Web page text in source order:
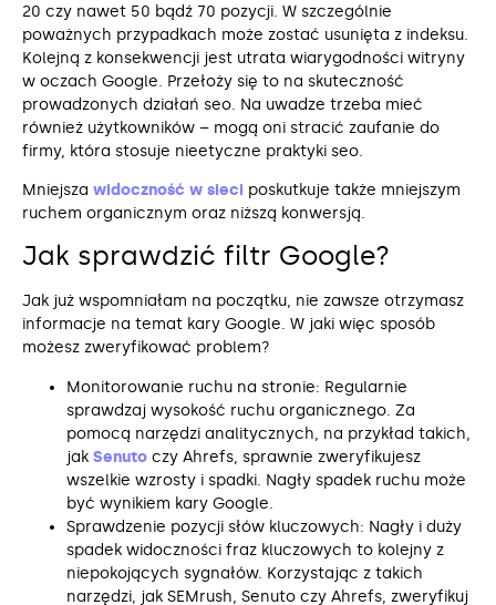
20 czy nawet 50 bądź 70 pozycji. W szczególnie
poważnych przypadkach może zostać usunięta z indeksu.
Kolejną z konsekwencji jest utrata wiarygodności witryny
w oczach Google. Przełoży się to na skuteczność
prowadzonych działań seo. Na uwadze trzeba mieć
również użytkowników – mogą oni stracić zaufanie do
firmy, która stosuje nieetyczne praktyki seo.
Mniejsza widoczność w sieci poskutkuje także mniejszym
ruchem organicznym oraz niższą konwersją.
Jak sprawdzić filtr Google?
Jak już wspomniałam na początku, nie zawsze otrzymasz
informacje na temat kary Google. W jaki więc sposób
możesz zweryfikować problem?
Monitorowanie ruchu na stronie: Regularnie
sprawdzaj wysokość ruchu organicznego. Za
pomocą narzędzi analitycznych, na przykład takich,
jak Senuto czy Ahrefs, sprawnie zweryfikujesz
wszelkie wzrosty i spadki. Nagły spadek ruchu może
być wynikiem kary Google.
Sprawdzenie pozycji słów kluczowych: Nagły i duży
spadek widoczności fraz kluczowych to kolejny z
niepokojących sygnałów. Korzystając z takich
narzędzi, jak SEMrush, Senuto czy Ahrefs, zweryfikuj